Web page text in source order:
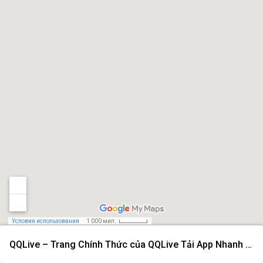
QQLive – Trang Chính Thức của QQLive Tải App Nhanh 2026
Условия использования 1 000 мил.